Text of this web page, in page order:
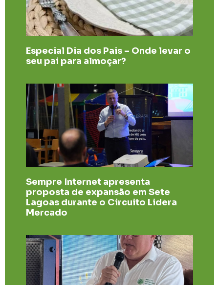
Especial Dia dos Pais – Onde levar o
seu pai para almoçar?
Sempre Internet apresenta
proposta de expansão em Sete
Lagoas durante o Circuito Lidera
Mercado